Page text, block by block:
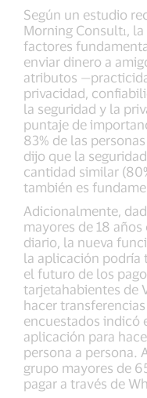
Según un estudio
Morning Consult1 ,
factores
enviar dinero a
atributos
privacidad,
la seguridad y la
puntaje de
83% de las
dijo que la
cantidad similar
también es
Adicionalmente,
mayores de 18
diario, la nueva
la aplicación podría
el futuro de los
tarjetahabientes de
hacer
encuestados indicó
aplicación para
persona a persona.
grupo mayores de
pagar a través de